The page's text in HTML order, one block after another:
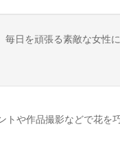
日を頑張る素敵な女性
トや作品撮影などで花を